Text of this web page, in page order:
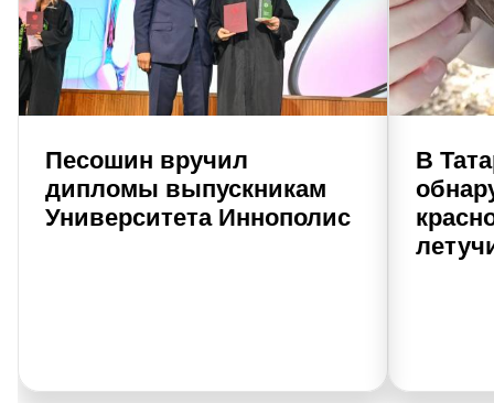
Песошин вручил
дипломы выпускникам
Университета Иннополис
В